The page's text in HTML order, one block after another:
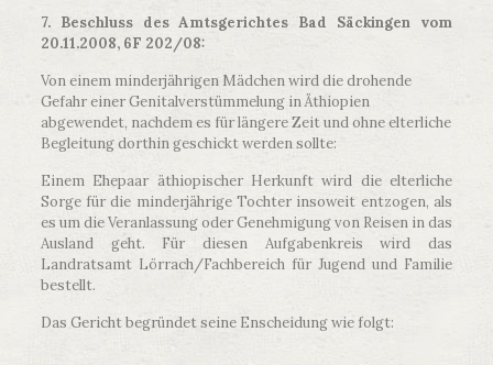
7. Beschluss des Amtsgerichtes Bad Säckingen vom
20.11.2008, 6F 202/08:
Von einem minderjährigen Mädchen wird die drohende
Gefahr einer Genitalverstümmelung in Äthiopien
abgewendet, nachdem es für längere Zeit und ohne elterliche
Begleitung dorthin geschickt werden sollte:
Einem Ehepaar äthiopischer Herkunft wird die elterliche
Sorge für die minderjährige Tochter insoweit entzogen, als
es um die Veranlassung oder Genehmigung von Reisen in das
Ausland geht. Für diesen Aufgabenkreis wird das
Landratsamt Lörrach/Fachbereich für Jugend und Familie
bestellt.
Das Gericht begründet seine Enscheidung wie folgt: